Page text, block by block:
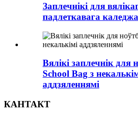
Заплечнікі для
падлеткавага
Вялікі заплечнік для
School Bag з
аддзяленнямі
КАНТАКТ